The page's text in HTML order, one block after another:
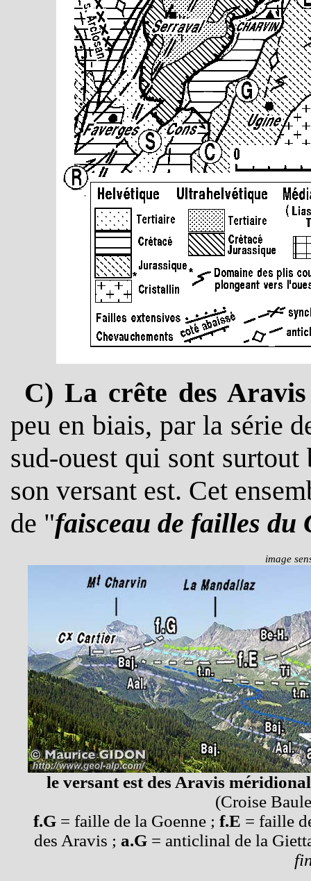
C) La crête des
peu en biais, par la série
sud-ouest qui sont
son versant est. Cet
de "faisceau de failles du
image
le versant est des Aravis
(Croise
f.G = faille de la Goenne ; f.E = faille
des Aravis ; a.G= anticlinal de la